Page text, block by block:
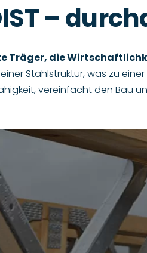
–
Träger, die
Stahlstruktur, was zu
vereinfacht den Bau